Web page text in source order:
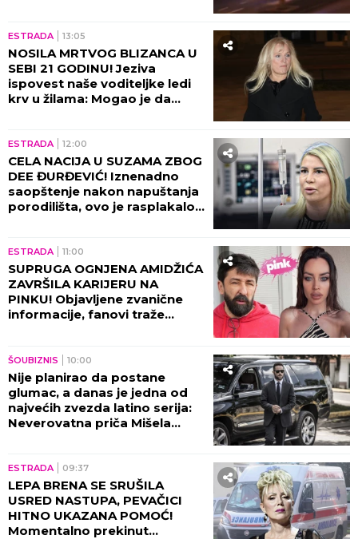
ESTRADA 13:05
NOSILA MRTVOG BLIZANCA U
SEBI 21 GODINU! Jeziva
ispovest naše voditeljke ledi
krv u žilama: Mogao je da
ESTRADA 12:00
CELA NACIJA U SUZAMA ZBOG
DEE ĐURĐEVIĆ! Iznenadno
saopštenje nakon napuštanja
porodilišta, ovo je rasplakalo
ESTRADA 11:00
SUPRUGA OGNJENA AMIDŽIĆA
ZAVRŠILA KARIJERU NA
PINKU! Objavljene zvanične
informacije, fanovi traže
ŠOUBIZNIS 10:00
Nije planirao da postane
glumac, a danas je jedna od
najvećih zvezda latino serija:
Neverovatna priča Mišela
ESTRADA 09:37
LEPA BRENA SE SRUŠILA
USRED NASTUPA, PEVAČICI
HITNO UKAZANA POMOĆ!
Momentalno prekinut